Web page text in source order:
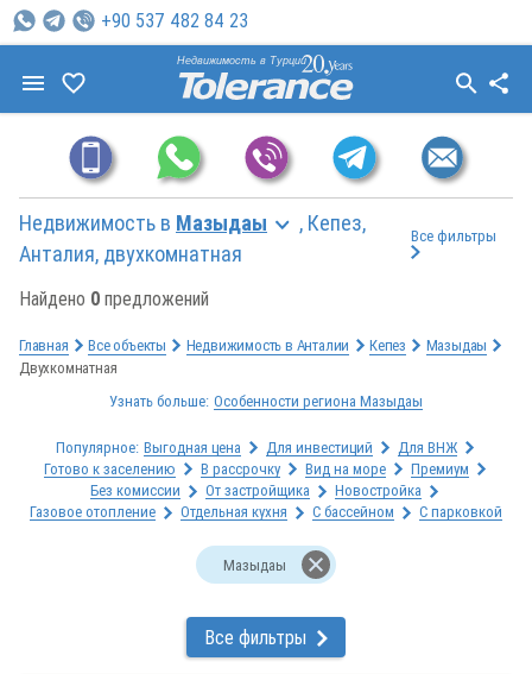
+90 537 482 84 23
Недвижимость в Турции
Недвижимость в Мазыдаы
, Кепез,
Анталия, двухкомнатная
Все фильтры
Найдено 0 предложений
Главная Все объекты Недвижимость в Анталии Кепез
Мазыдаы
Двухкомнатная
Узнать больше: Особенности региона Мазыдаы
Популярное: Выгодная цена Для инвестиций
Для ВНЖ
Готово к заселению
В рассрочку Вид на море
Премиум
Без комиссии
От застройщика
Новостройка
Газовое отопление
Отдельная кухня С бассейном С парковкой
Мазыдаы
Все фильтры